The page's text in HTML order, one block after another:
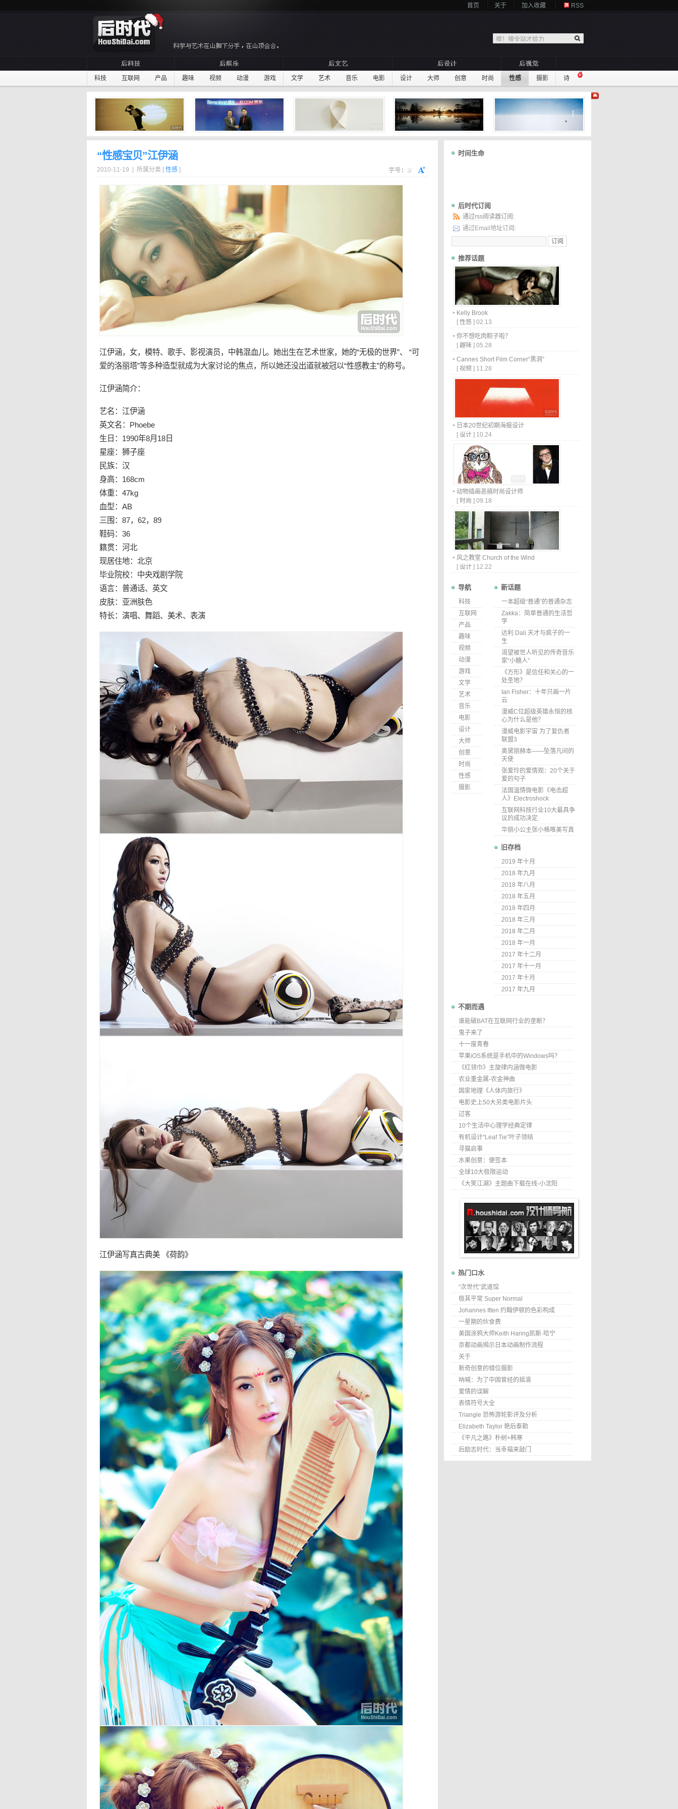
首页 关于 加入收藏 RSS
科技 互联网 产品 趣味 视频 动漫 游戏 文学 艺术 音乐 电影 设计 大师 创意 时尚 性感 摄影 诗
“性感宝贝”江伊涵
2010-11-19 | 所属分类 [ 性感 ]
江伊涵，女，模特、歌手、影视演员，中韩混血儿。她出生在艺术世家，她的“无极的世界”、 “可
爱的洛丽塔”等多种造型就成为大家讨论的焦点，所以她还没出道就被冠以“性感教主”的称号。
江伊涵简介：
艺名：江伊涵
英文名：Phoebe
生日：1990年8月18日
星座：狮子座
民族：汉
身高：168cm
体重：47kg
血型：AB
三围：87，62，89
鞋码：36
籍贯：河北
现居住地：北京
毕业院校：中央戏剧学院
语言：普通话、英文
皮肤：亚洲肤色
特长：演唱、舞蹈、美术、表演
江伊涵写真古典美 《荷韵》
时间生命
后时代订阅
通过rss阅读器订阅:
通过Email地址订阅:
推荐话题
Kelly Brook
[ 性感 ] 02.13
你不想吃肉粽子啦？
[ 趣味 ] 05.28
Cannes Short Film Corner“黑洞”
[ 视频 ] 11.28
日本20世纪初期海报设计
[ 设计 ] 10.24
动物插画恶搞时尚设计师
[ 时尚 ] 09.18
风之教堂 Church of the Wind
[ 设计 ] 12.22
导航
科技
互联网
产品
趣味
视频
动漫
游戏
文学
艺术
音乐
电影
设计
大师
创意
时尚
性感
摄影
新话题
一本超级“普通”的普通杂志
Zakka：简单普通的生活哲
学
达利 Dali 天才与疯子的一
生
渴望被世人听见的传奇音乐
家“小糖人”
《方形》是信任和关心的一
处圣地？
Ian Fisher：十年只画一片
云
漫威C位超级英雄永恒的核
心为什么是他？
漫威电影宇宙 为了复仇者
联盟3
奥黛丽赫本——坠落凡间的
天使
张爱玲的爱情观：20个关于
爱的句子
法国温情微电影《电击超
人》Electroshock
互联网科技行业10大最具争
议的成功决定
华丽小公主张小格唯美写真
旧存档
2019 年十月
2018 年九月
2018 年八月
2018 年五月
2018 年四月
2018 年三月
2018 年二月
2018 年一月
2017 年十二月
2017 年十一月
2017 年十月
2017 年九月
不期而遇
谁能破BAT在互联网行业的垄断？
鬼子来了
十一度青春
苹果iOS系统是手机中的Windows吗？
《红领巾》主旋律内涵微电影
农业重金属-农金神曲
国家地理《人体内旅行》
电影史上50大另类电影片头
过客
10个生活中心理学经典定律
有机设计“Leaf Tie”叶子领结
寻猫启事
水果创意：便签本
全球10大极限运动
《大笑江湖》主题曲下载在线-小沈阳
热门口水
“次世代”武道馆
极其平常 Super Normal
Johannes Itten 约翰伊顿的色彩构成
一星期的伙食费
美国涂鸦大师Keith Haring凯斯·哈宁
京都动画揭示日本动画制作流程
关于
新奇创意的错位摄影
呐喊：为了中国曾经的摇滚
爱情的误解
表情符号大全
Triangle 恐怖游轮影评及分析
Elizabeth Taylor 艳后泰勒
《平凡之路》朴树+韩寒
后励志时代：当幸福来敲门